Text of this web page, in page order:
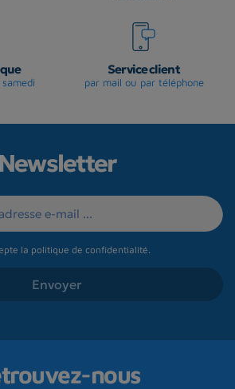
Service client
par mail ou par téléphone
Newsletter
la politique de confidentialité
nous